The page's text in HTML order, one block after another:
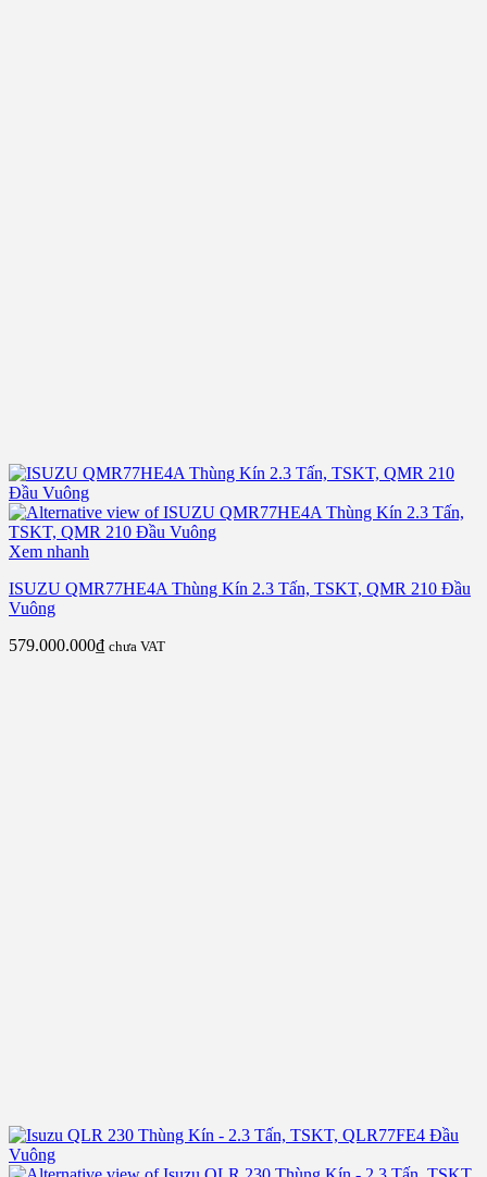
Xem nhanh
ISUZU QMR77HE4A Thùng Kín 2.3 Tấn, TSKT, QMR 210 Đầu
Vuông
579.000.000₫ chưa VAT